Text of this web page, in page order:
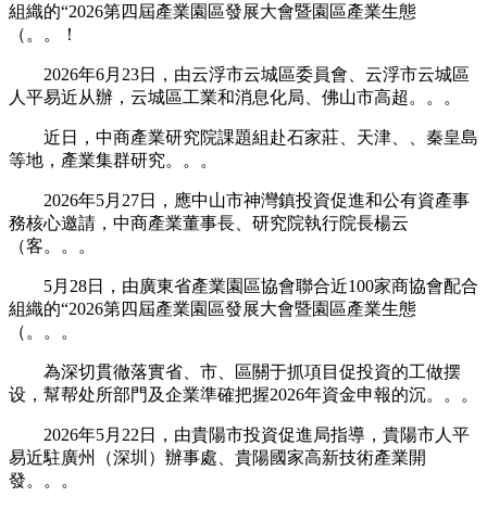
組織的“2026第四屆產業園區發展大會暨園區產業生態
（。。！
2026年6月23日，由云浮市云城區委員會、云浮市云城區
人平易近从辦，云城區工業和消息化局、佛山市高超。。。
近日，中商產業研究院課題組赴石家莊、天津、、秦皇島
等地，產業集群研究。。。
2026年5月27日，應中山市神灣鎮投資促進和公有資產事
務核心邀請，中商產業董事長、研究院執行院長楊云
（客。。。
5月28日，由廣東省產業園區協會聯合近100家商協會配合
組織的“2026第四屆產業園區發展大會暨園區產業生態
（。。。
為深切貫徹落實省、市、區關于抓項目促投資的工做摆
设，幫帮处所部門及企業準確把握2026年資金申報的沉。。。
2026年5月22日，由貴陽市投資促進局指導，貴陽市人平
易近駐廣州（深圳）辦事處、貴陽國家高新技術產業開
發。。。